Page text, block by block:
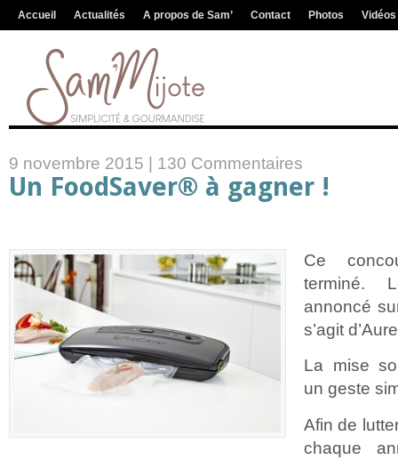
Accueil Actualités A propos de Sam’ Contact Photos Vidéos
9 novembre 2015 | 130 Commentaires
Un FoodSaver® à gagner !
Ce
terminé.
annoncé
s’agit
La mise
un geste
Afin de
chaque